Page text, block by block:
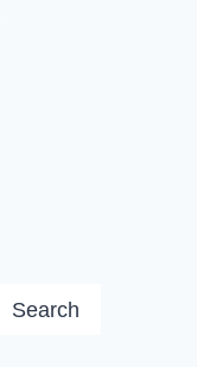
Search